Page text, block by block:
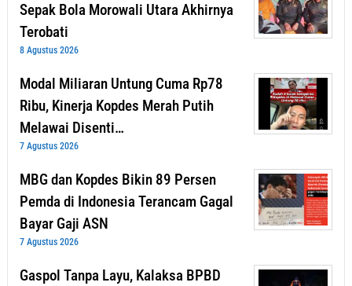
Sepak Bola Morowali Utara Akhirnya
Terobati
8 Agustus 2026
Modal Miliaran Untung Cuma Rp78
Ribu, Kinerja Kopdes Merah Putih
Melawai Disenti…
7 Agustus 2026
MBG dan Kopdes Bikin 89 Persen
Pemda di Indonesia Terancam Gagal
Bayar Gaji ASN
7 Agustus 2026
Gaspol Tanpa Layu, Kalaksa BPBD